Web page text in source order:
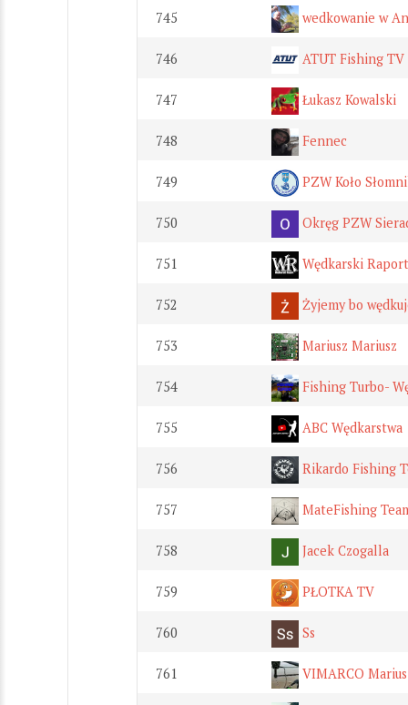
745 wedkowanie w
746 ATUT Fishing TV
747 Łukasz Kowalski
748 Fennec
749 PZW Koło
750 Okręg PZW
751 Wędkarski Raport
752 Żyjemy bo
753 Mariusz Mariusz
754 Fishing Turbo-
755 ABC Wędkarstwa
756 Rikardo Fishing
757 MateFishing
758 Jacek Czogalla
759 PŁOTKA TV
760 Ss
761 VIMARCO